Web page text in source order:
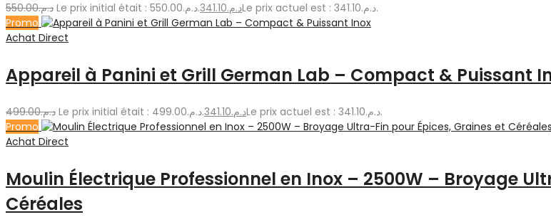
د.م.550.00 Le prix initial était : د.م.550.00. د.م.341.10
Le prix actuel est : د.م.341.10.
Promo
Achat Direct
Appareil à Panini et Grill German Lab – Compact & Puissant
د.م.499.00 Le prix initial était : د.م.499.00. د.م.341.10
Le prix actuel est : د.م.341.10.
Promo
Achat Direct
Moulin Électrique Professionnel en Inox – 2500W – Broyage
Céréales